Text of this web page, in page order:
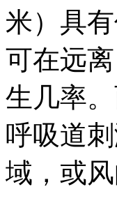
米）具
可在远
生几率
呼吸道
域，或